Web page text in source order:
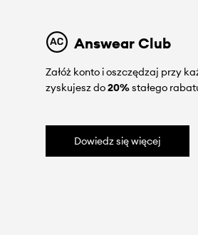
Answear Club
Załóż konto i oszczędzaj przy
zyskujesz do20%stałego
Dowiedz się więcej